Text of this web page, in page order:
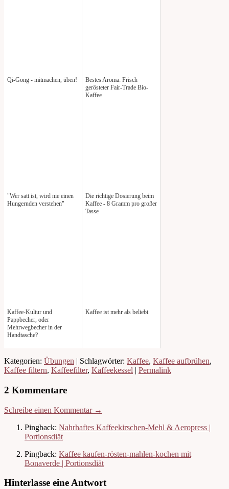
Qi-Gong - mitmachen, üben!
Bestes Aroma: Frisch
gerösteter Fair-Trade Bio-
Kaffee
"Wer satt ist, wird nie einen
Hungernden verstehen"
Die richtige Dosierung beim
Kaffee - 8 Gramm pro großer
Tasse
Kaffee-Kultur und
Pappbecher, oder
Mehrwegbecher in der
Handtasche?
Kaffee ist mehr als beliebt
Kategorien: Übungen | Schlagwörter: Kaffee, Kaffee aufbrühen,
Kaffee filtern, Kaffeefilter, Kaffeekessel | Permalink
2 Kommentare
Schreibe einen Kommentar →
Pingback: Nahrhaftes Kaffeekirschen-Mehl & Aeropress |
Portionsdiät
Pingback: Kaffee kaufen-rösten-mahlen-kochen mit
Bonaverde | Portionsdiät
Hinterlasse eine Antwort